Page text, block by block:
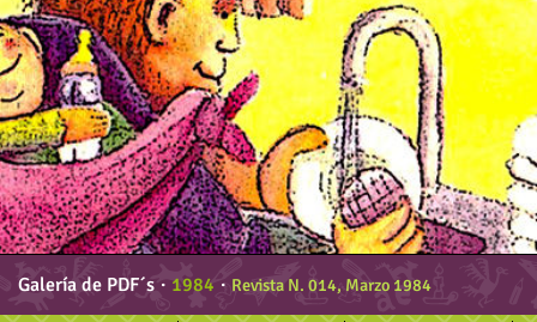
Galería de PDF´s ∙ 1984 ∙ Revista N. 014, Marzo 1984